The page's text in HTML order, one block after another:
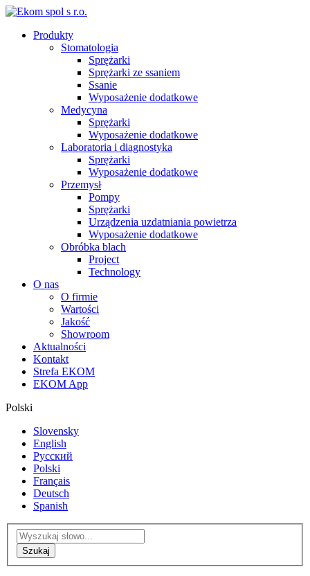
Produkty
Stomatologia
Sprężarki
Sprężarki ze ssaniem
Ssanie
Wyposażenie dodatkowe
Medycyna
Sprężarki
Wyposażenie dodatkowe
Laboratoria i diagnostyka
Sprężarki
Wyposażenie dodatkowe
Przemysł
Pompy
Sprężarki
Urządzenia uzdatniania powietrza
Wyposażenie dodatkowe
Obróbka blach
Project
Technology
O nas
O firmie
Wartości
Jakość
Showroom
Aktualności
Kontakt
Strefa EKOM
EKOM App
Polski
Slovensky
English
Русский
Polski
Français
Deutsch
Spanish